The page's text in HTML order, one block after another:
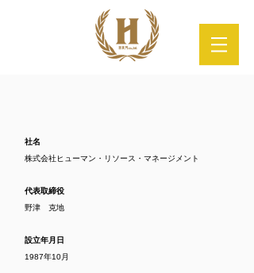
社名
株式会社ヒューマン・リソース・マネージメント
代表取締役
野津 克地
設立年月日
1987年10月